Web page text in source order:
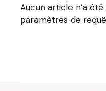
Aucun article n’a
paramètres de